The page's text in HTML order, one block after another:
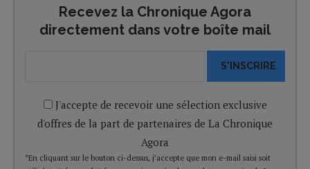
Recevez la Chronique Agora
directement dans votre boîte mail
S'INSCRIRE
J'accepte de recevoir une sélection exclusive
d'offres de la part de partenaires de La Chronique
Agora
*En cliquant sur le bouton ci-dessus, j’accepte que mon e-mail saisi soit